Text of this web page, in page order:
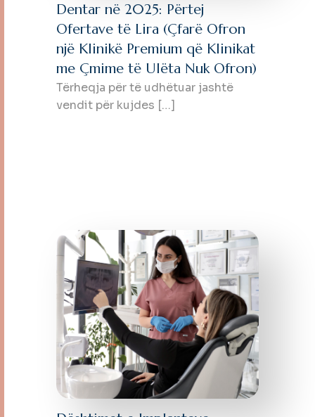
Dentar në 2025: Përtej
Ofertave të Lira (Çfarë Ofron
një Klinikë Premium që Klinikat
me Çmime të Ulëta Nuk Ofron)
Tërheqja për të udhëtuar jashtë
vendit për kujdes […]